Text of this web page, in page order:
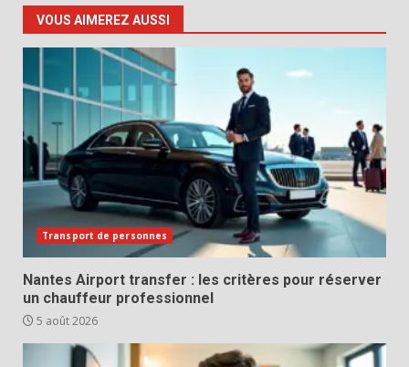
VOUS AIMEREZ AUSSI
Transport de personnes
Nantes Airport transfer : les critères pour réserver
un chauffeur professionnel
5 août 2026